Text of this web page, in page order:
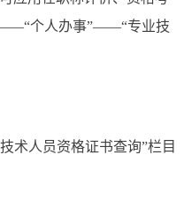
——“个人办事”——“专业技
人员资格证书查询”栏目